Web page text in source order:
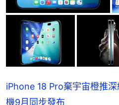
iPhone 18 Pro棄宇宙橙推
機9月同步發布